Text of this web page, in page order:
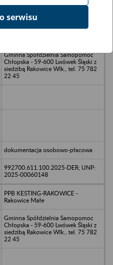
PERGAM Spółka z o.o. - Łomnica
Gminna Spółdzielnia Samopomoc
Chłopska - 59-600 Lwówek Śląski z
siedzibą Rakowice Wlk., tel. 75 782
22 45
dokumentacja osobowo-płacowa
992700.611.100.2025-DER; UNP:
2025-00060148
PPB KESTING-RAKOWICE -
Rakowice Małe
Gminna Spółdzielnia Samopomoc
Chłopska - 59-600 Lwówek Śląski z
siedzibą Rakowice Wlk., tel. 75 782
22 45
serwisu